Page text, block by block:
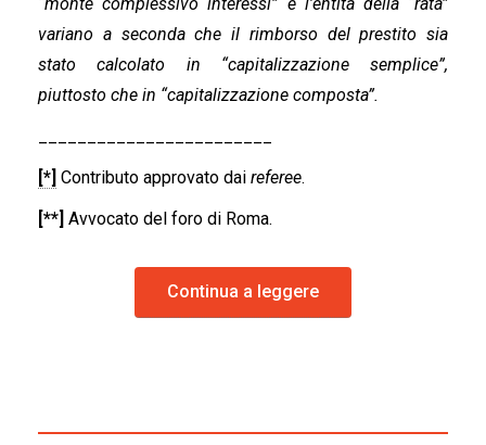
variano a seconda che il rimborso del prestito sia
stato calcolato in “capitalizzazione semplice”,
piuttosto che in “capitalizzazione composta”.
[*] Contributo approvato dai referee.
[**] Avvocato del foro di Roma.
Continua a leggere